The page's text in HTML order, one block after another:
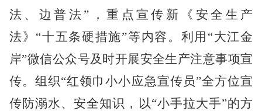
法、边普法”，重点宣传新《安全生产
法》“十五条硬措施”等内容。利用“大江金
岸”微信公众号及时开展安全生产注意事项宣
传。组织“红领巾小小应急宣传员”全方位宣
传防溺水、安全知识，以“小手拉大手”的方